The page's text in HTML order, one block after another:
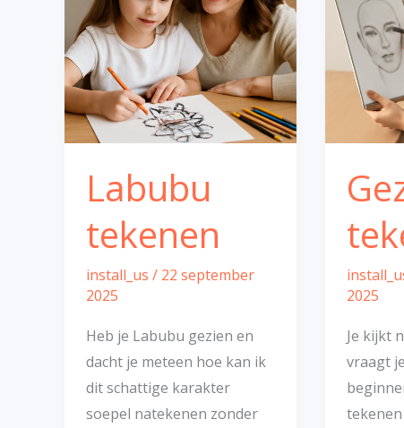
Labubu
tekenen
install_us / 22 september
2025
Heb je Labubu gezien en
dacht je meteen hoe kan ik
dit schattige karakter
soepel natekenen zonder
2025
Je kijkt
vraagt